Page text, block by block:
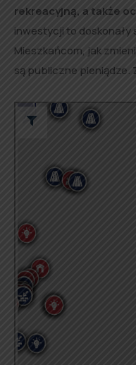
rekreacyjną, a także
inwestycji to
Mieszkańcom, jak
są publiczne pieniądze.